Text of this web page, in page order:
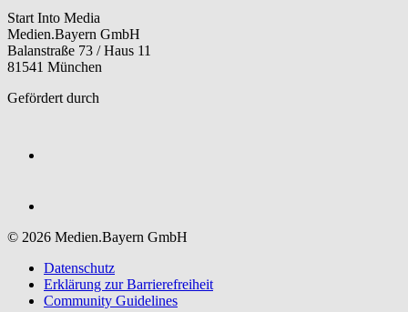
Start Into Media
Medien.Bayern GmbH
Balanstraße 73 / Haus 11
81541 München
Gefördert durch
© 2026 Medien.Bayern GmbH
Datenschutz
Erklärung zur Barriere­freiheit
Community Guidelines